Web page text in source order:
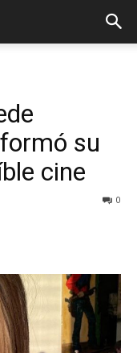
su
cine
0